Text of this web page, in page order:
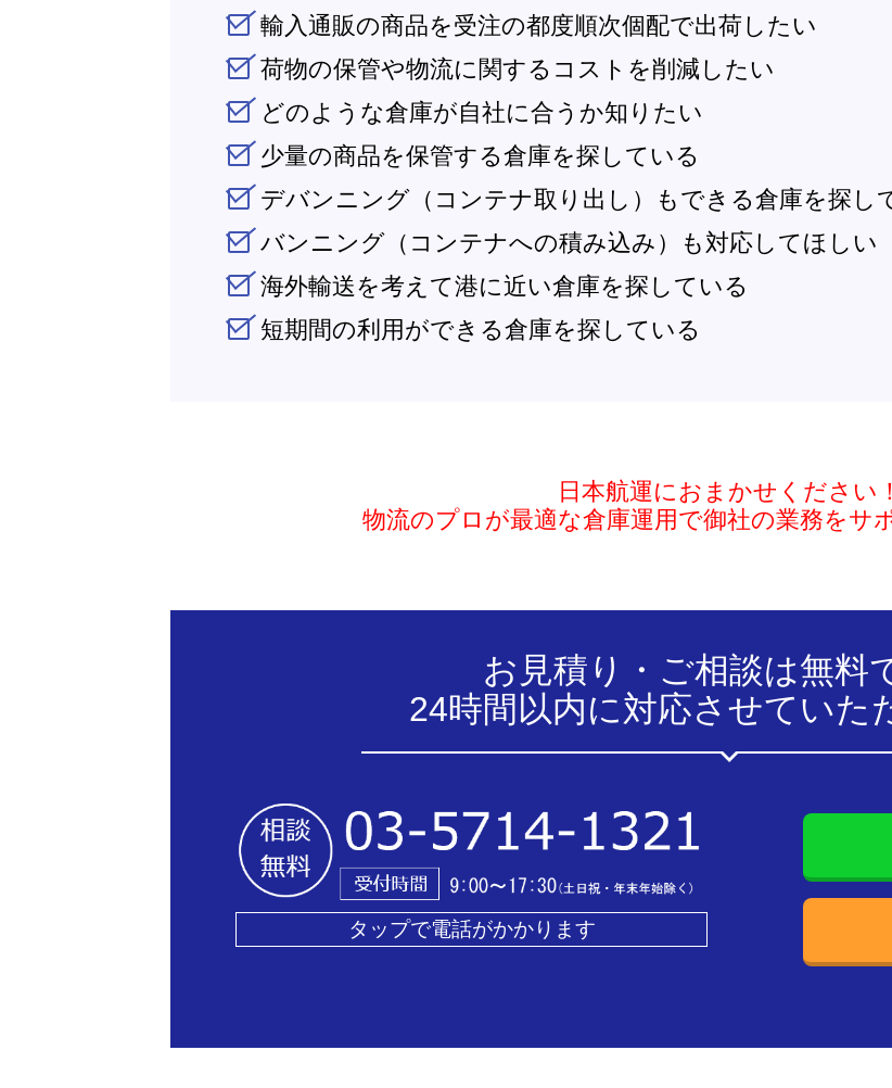
輸入通販の商品を受注の都度順次個配で出荷したい
荷物の保管や物流に関するコストを削減したい
どのような倉庫が自社に合うか知りたい
少量の商品を保管する倉庫を探している
デバンニング（コンテナ取り出し）もできる倉庫を探し
バンニング（コンテナへの積み込み）も対応してほしい
海外輸送を考えて港に近い倉庫を探している
短期間の利用ができる倉庫を探している
日本航運におまかせください！
物流のプロが最適な倉庫運用で御社の業務をサ
お見積り・ご相談は無料
24時間以内に対応させていた
タップで電話がかかります